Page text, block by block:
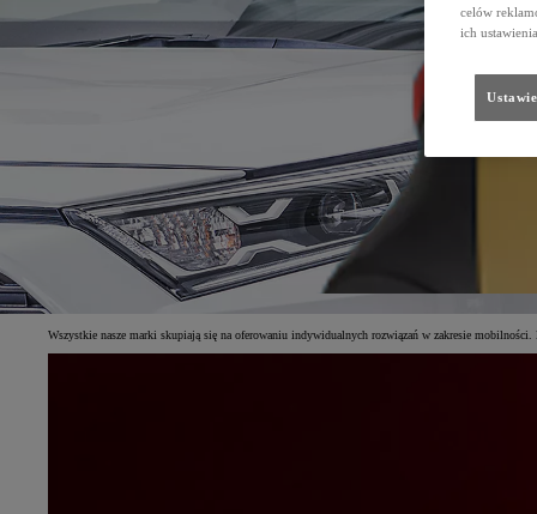
Wszystkie nasze marki skupiają się na oferowaniu indywidualnych rozwiązań w zakresie
celów
ich